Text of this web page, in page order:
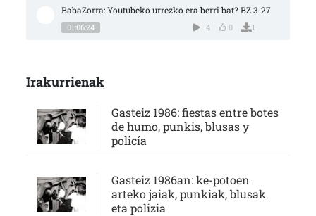
BabaZorra: Youtubeko urrezko era berri bat? BZ 3-27
01:06:24 4 0 1
Irakurrienak
Gasteiz 1986: fiestas entre botes
de humo, punkis, blusas y
policía
Gasteiz 1986an: ke-potoen
arteko jaiak, punkiak, blusak
eta polizia